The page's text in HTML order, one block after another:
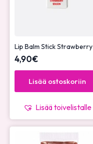
Lip Balm Stick Strawberry
4,90€
Lisää ostoskoriin
Lisää toivelistalle